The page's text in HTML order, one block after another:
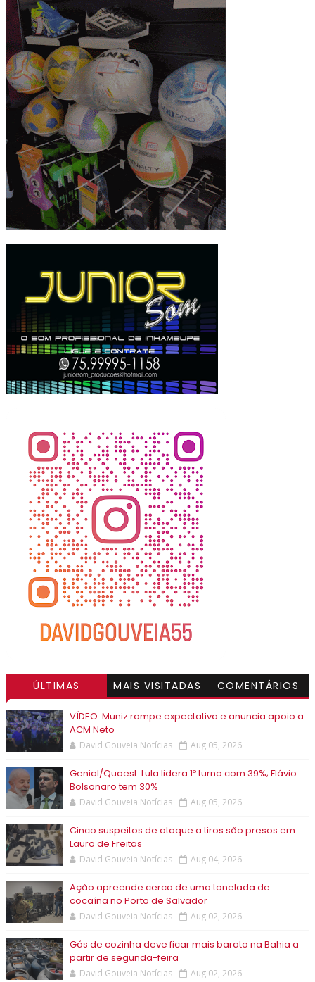
ÚLTIMAS MAIS VISITADAS COMENTÁRIOS
VÍDEO: Muniz rompe expectativa e anuncia apoio a
ACM Neto
David Gouveia Notícias Aug 05, 2026
Genial/Quaest: Lula lidera 1º turno com 39%; Flávio
Bolsonaro tem 30%
David Gouveia Notícias Aug 05, 2026
Cinco suspeitos de ataque a tiros são presos em
Lauro de Freitas
David Gouveia Notícias Aug 04, 2026
Ação apreende cerca de uma tonelada de
cocaína no Porto de Salvador
David Gouveia Notícias Aug 02, 2026
Gás de cozinha deve ficar mais barato na Bahia a
partir de segunda-feira
David Gouveia Notícias Aug 02, 2026